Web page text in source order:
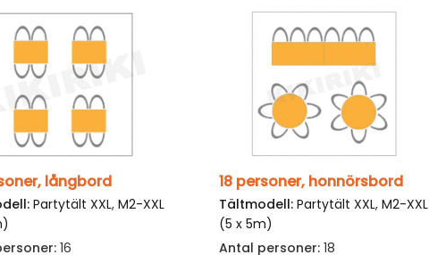
långbord
Partytält XXL,M2-XXL
16
18 personer, honnörsbord
Tältmodell: Partytält XXL,M2-XXL
(5 x 5m)
Antal personer: 18